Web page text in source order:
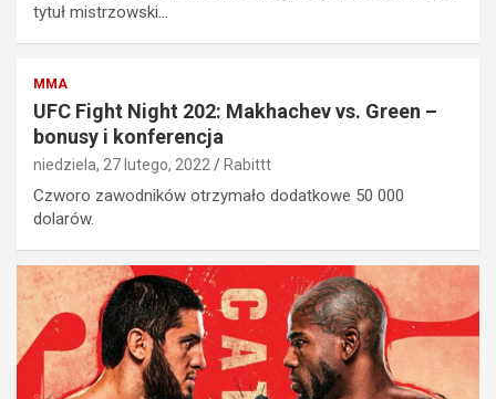
tytuł mistrzowski…
MMA
UFC Fight Night 202: Makhachev vs. Green –
bonusy i konferencja
niedziela, 27 lutego, 2022 Rabittt
Czworo zawodników otrzymało dodatkowe 50 000
dolarów.